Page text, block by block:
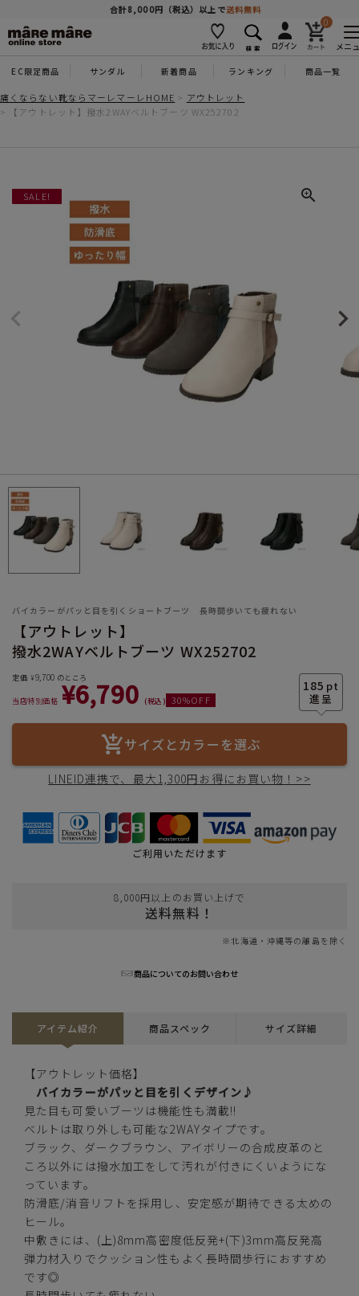
合計8,000円（税込）以上で送料無料
0
メニ
EC限定商品 サンダル 新着商品 ランキング 商品一覧
痛くならない靴ならマーレマーレHOME
アウトレット
【アウトレット】撥水2WAYベルトブーツ WX252702
SALE!
バイカラーがパッと目を引くショートブーツ 長時間歩いても疲れない
【アウトレット】
撥水2WAYベルトブーツ WX252702
185 pt
定価 ¥9,700 のところ
当店特別価格 ¥6,790 税込 30%OFF
アイボリー
S(23.0cm) カートに入れる
M(23.5cm)
L(24.0cm) カートに入れる
サイズとカラーを選ぶ
LINEID連携で、最大1,300円お得にお買い物！>>
ご利用いただけます
8,000円以上のお買い上げで
送料無料！
※北海道・沖縄等の離島を除く
商品についてのお問い合わせ
アイテム紹介 商品スペック サイズ詳細
【アウトレット価格】
バイカラーがパッと目を引くデザイン♪
見た目も可愛いブーツは機能性も満載!!
ベルトは取り外しも可能な2WAYタイプです。
ブラック、ダークブラウン、アイボリーの合成皮革のと
ころ以外には撥水加工をして汚れが付きにくいようにな
っています。
防滑底/消音リフトを採用し、安定感が期待できる太めの
ヒール。
中敷きには、(上)8mm高密度低反発+(下)3mm高反発高
弾力材入りでクッション性もよく長時間歩行におすすめ
です◎
商品を探す
人気ワード #コンフォート #パンプス #スニーカー
カテゴリー
サイズ
絞り込んで検索する